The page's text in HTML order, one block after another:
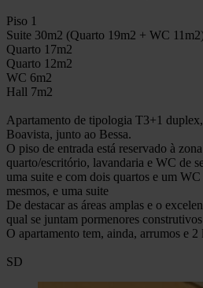
Piso 1
Suite 30m2 (Quarto 19m2 + WC
Quarto 17m2
Quarto 12m2
WC 6m2
Hall 7m2
Apartamento de tipologia T3+1
Boavista, junto ao Bessa.
O piso de entrada está reservado à
quarto/escritório, lavandaria e WC de
uma suite e com dois quartos e um
mesmos, e uma suite
De destacar as áreas amplas e o
qual se juntam pormenores
O apartamento tem, ainda, arrumos e 2
SD